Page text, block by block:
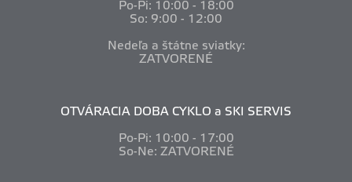
Po-Pi: 10:00 - 18:00
So: 9:00 - 12:00
Nedeľa a štátne sviatky:
ZATVORENÉ
OTVÁRACIA DOBA CYKLO a SKI SERVIS
Po-Pi: 10:00 - 17:00
So-Ne: ZATVORENÉ